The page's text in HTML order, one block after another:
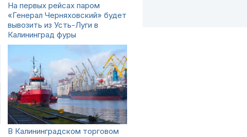
На первых рейсах паром
«Генерал Черняховский» будет
вывозить из Усть-Луги в
Калининград фуры
В Калининградском торговом